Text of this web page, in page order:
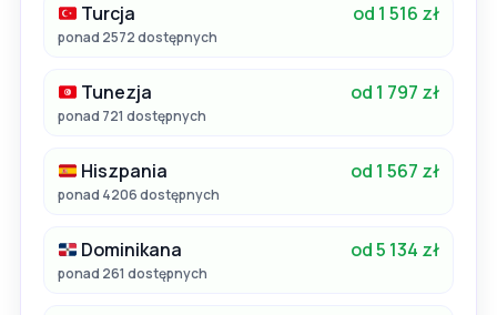
Turcja od 1 516 zł
ponad 2572 dostępnych
Tunezja od 1 797 zł
ponad 721 dostępnych
Hiszpania od 1 567 zł
ponad 4206 dostępnych
Dominikana od 5 134 zł
ponad 261 dostępnych